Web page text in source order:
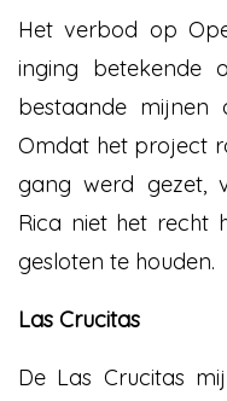
Het verbod op
inging betekende
bestaande mijnen
Omdat het project
gang werd gezet,
Rica niet het recht
gesloten te houden.
Las Crucitas
De Las Crucitas